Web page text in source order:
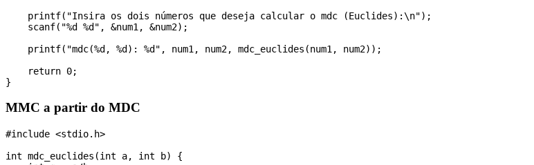
    printf("Insira os dois números que deseja calcular o mdc (Euclides):\n");
    scanf("%d %d", &num1, &num2);
    printf("mdc(%d, %d): %d", num1, num2, mdc_euclides(num1, num2));
    return 0;
MMC a partir do MDC
#include <stdio.h>
int mdc_euclides(int a, int b) {